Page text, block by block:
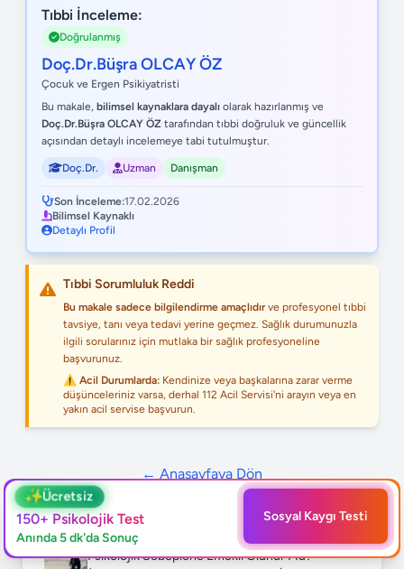
Tıbbi İnceleme:
Doğrulanmış
Doç.Dr.Büşra OLCAY ÖZ
Çocuk ve Ergen Psikiyatristi
Bu makale, bilimsel kaynaklara dayalı olarak hazırlanmış ve
Doç.Dr.Büşra OLCAY ÖZ tarafından tıbbi doğruluk ve güncellik
açısından detaylı incelemeye tabi tutulmuştur.
Doç.Dr. Uzman Danışman
Son İnceleme:17.02.2026
Bilimsel Kaynaklı
Detaylı Profil
Tıbbi Sorumluluk Reddi
Bu makale sadece bilgilendirme amaçlıdırve profesyonel tıbbi
tavsiye, tanı veya tedavi yerine geçmez. Sağlık durumunuzla
ilgili sorularınız için mutlaka bir sağlık profesyoneline
başvurunuz.
⚠️ Acil Durumlarda: Kendinize veya başkalarına zarar verme
düşünceleriniz varsa, derhal 112 Acil Servisi'ni arayın veya en
yakın acil servise başvurun.
← Anasayfaya Dön
Bunları da Okumak İsteyebilirsiniz
Psikolojik Sebeplerle Emekli Olunur Mu?
✨Ücretsiz
150+ Psikolojik Test
Anında 5 dk'da Sonuç
Sosyal Kaygı Testi